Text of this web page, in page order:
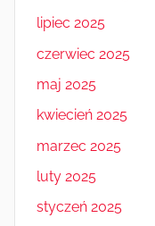
lipiec 2025
czerwiec 2025
maj 2025
kwiecień 2025
marzec 2025
luty 2025
styczeń 2025